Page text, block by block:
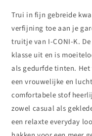
Trui
Taupe
Trui
Trui in fijn gebreide
verfijning toe aan je
truitje van I-CONI-K.
klasse uit en is
als gedurfde tinten.
een vrouwelijke en
comfortabele stof
zowel casual als
een relaxte everyday